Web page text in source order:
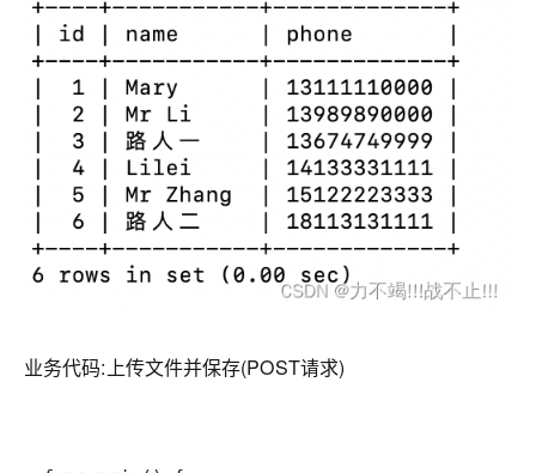
业务代码:上传文件并保存(POST请求)